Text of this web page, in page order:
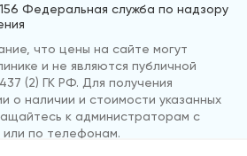
Федеральная служба по надзору
что цены на сайте могут
и не являются публичной
(2) ГК РФ. Для получения
о наличии и стоимости указанных
к администраторам с
по телефонам.